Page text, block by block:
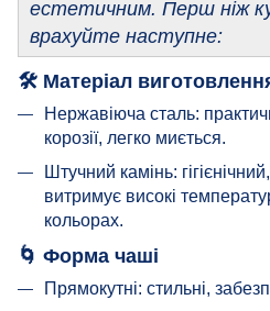
естетичним. Перш ніж
врахуйте наступне:
🛠 Матеріал
Нержавіюча сталь:
корозії, легко миється.
Штучний камінь:
витримує високі
кольорах.
🌀 Форма чаші
Прямокутні: стильні,